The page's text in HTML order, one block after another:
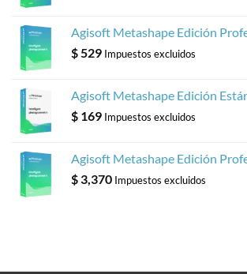
Agisoft Metashape Edición
$ 529 Impuestos excluidos
Agisoft Metashape Edición
$ 169 Impuestos excluidos
Agisoft Metashape Edición
$ 3,370 Impuestos excluidos